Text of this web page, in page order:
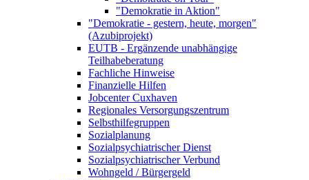
"Demokratie in Aktion"
"Demokratie - gestern, heute, morgen"
(Azubiprojekt)
EUTB - Ergänzende unabhängige
Teilhabeberatung
Fachliche Hinweise
Finanzielle Hilfen
Jobcenter Cuxhaven
Regionales Versorgungszentrum
Selbsthilfegruppen
Sozialplanung
Sozialpsychiatrischer Dienst
Sozialpsychiatrischer Verbund
Wohngeld / Bürgergeld